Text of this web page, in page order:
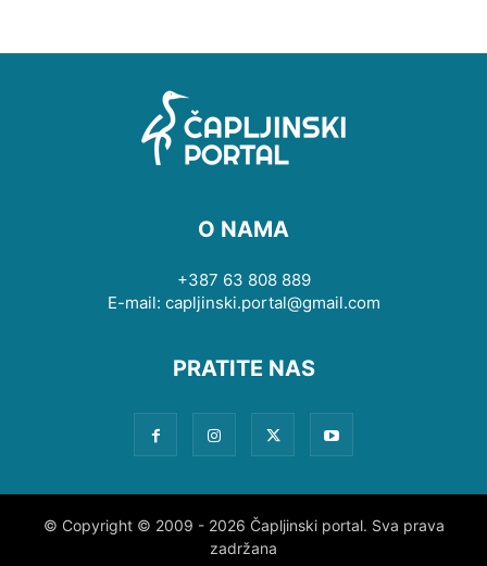
O NAMA
+387 63 808 889
E-mail: capljinski.portal@gmail.com
PRATITE NAS
© Copyright © 2009 - 2026 Čapljinski portal. Sva prava
zadržana